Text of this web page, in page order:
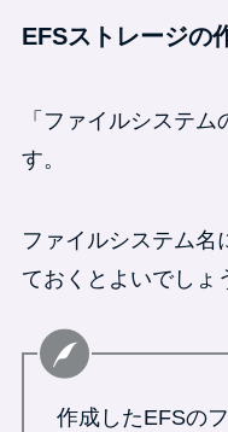
EFSストレージの
「ファイルシステ
す。
ファイルシステム名
ておくとよいでしょ
作成したEFSの